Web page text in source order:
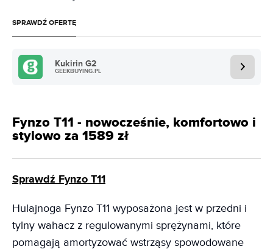
SPRAWDŹ OFERTĘ
Kukirin G2
GEEKBUYING.PL
Fynzo T11 - nowocześnie, komfortowo i
stylowo za 1589 zł
Sprawdź Fynzo T11
Hulajnoga Fynzo T11 wyposażona jest w przedni i
tylny wahacz z regulowanymi sprężynami, które
pomagają amortyzować wstrząsy spowodowane